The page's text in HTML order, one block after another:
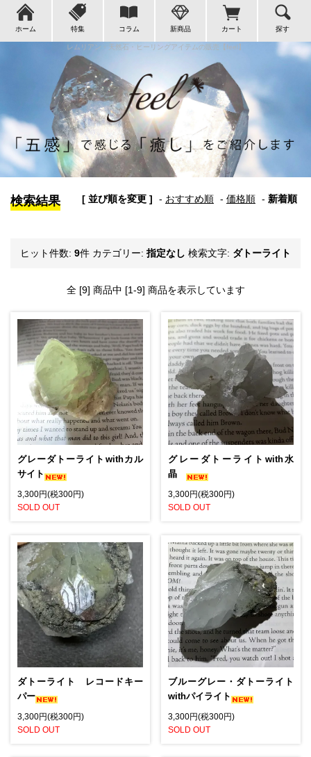
レムリアン・天然石・ヒーリングアイテムの販売【feel】
ホーム 特集 コラム 新商品 カート 探す
[ 並び順を変更 ] - おすすめ順 - 価格順 - 新着順
検索結果
ヒット件数: 9件 カテゴリー: 指定なし 検索文字: ダトーライト
全 [9] 商品中 [1-9] 商品を表示しています
グレーダトーライトwithカル
サイト
3,300円(税300円)
SOLD OUT
グレーダトーライトwith水
晶
3,300円(税300円)
SOLD OUT
ダトーライト レコードキー
パー
3,300円(税300円)
SOLD OUT
ブルーグレー・ダトーライト
withパイライト
3,300円(税300円)
SOLD OUT